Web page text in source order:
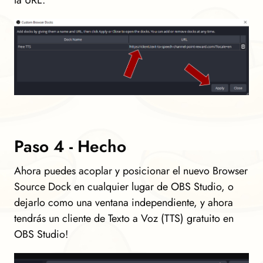
Paso 4 - Hecho
Ahora puedes acoplar y posicionar el nuevo Browser
Source Dock en cualquier lugar de OBS Studio, o
dejarlo como una ventana independiente, y ahora
tendrás un cliente de Texto a Voz (TTS) gratuito en
OBS Studio!